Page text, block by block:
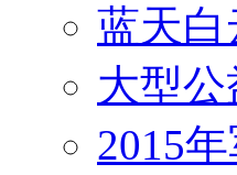
蓝天白
大型公
2015